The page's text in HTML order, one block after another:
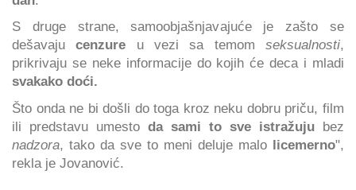
S druge strane, samoobjašnjavajuće je zašto se
dešavaju cenzure u vezi sa temom seksualnosti,
prikrivaju se neke informacije do kojih će deca i mladi
svakako doći.
Što onda ne bi došli do toga kroz neku dobru priču, film
ili predstavu umesto da sami to sve istražuju bez
nadzora, tako da sve to meni deluje malo licemerno",
rekla je Jovanović.